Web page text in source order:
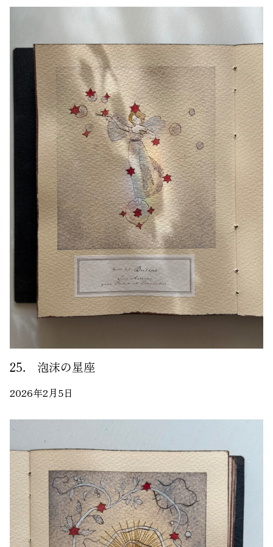
25． 泡沫の星座
2026年2月5日